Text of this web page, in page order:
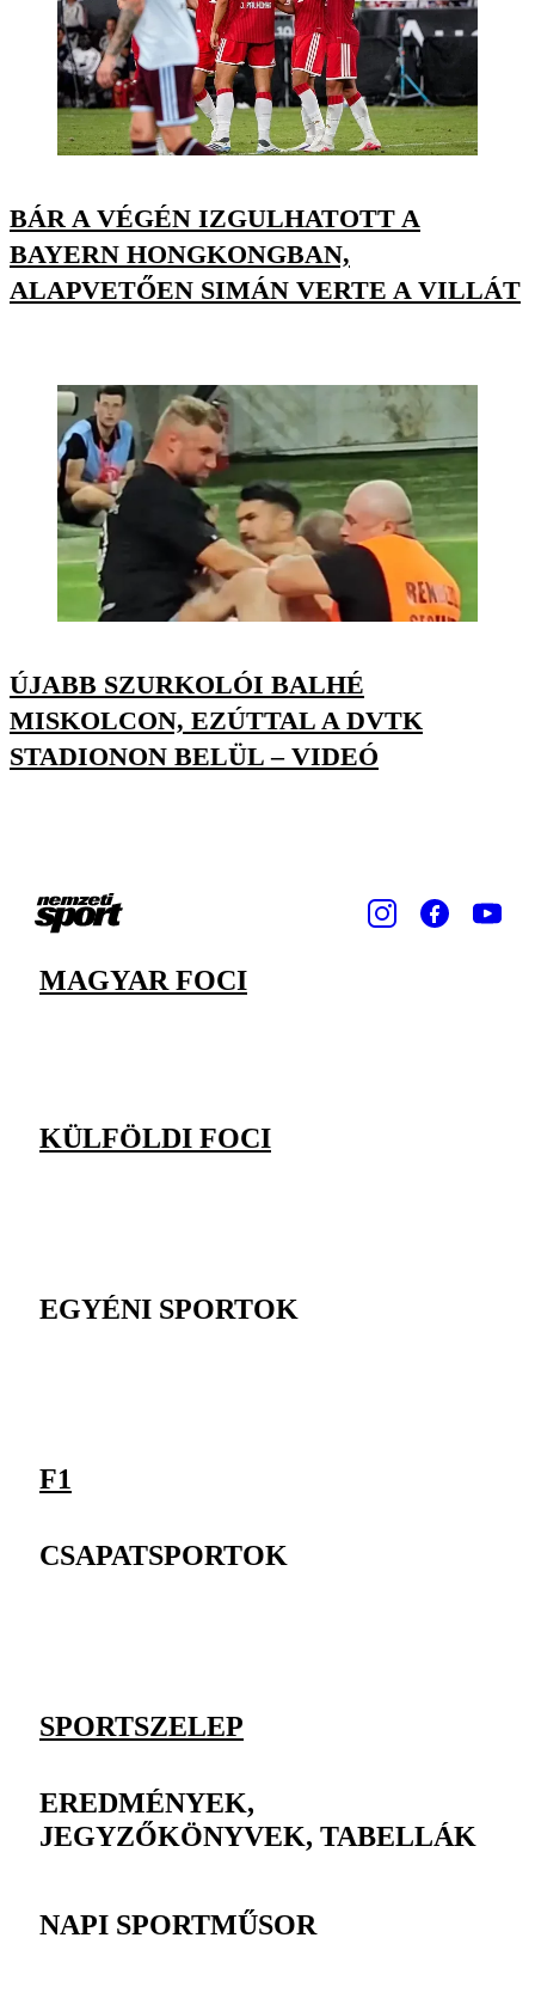
BÁR A VÉGÉN IZGULHATOTT A
BAYERN HONGKONGBAN,
ALAPVETŐEN SIMÁN VERTE A VILLÁT
ÚJABB SZURKOLÓI BALHÉ
MISKOLCON, EZÚTTAL A DVTK
STADIONON BELÜL – VIDEÓ
MAGYAR FOCI
KÜLFÖLDI FOCI
EGYÉNI SPORTOK
F1
CSAPATSPORTOK
SPORTSZELEP
EREDMÉNYEK,
JEGYZŐKÖNYVEK, TABELLÁK
NAPI SPORTMŰSOR